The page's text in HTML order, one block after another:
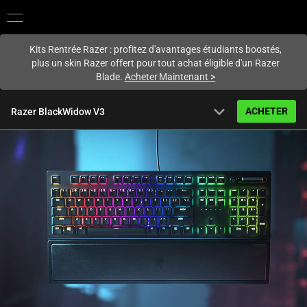
Kits Rentrée Razer : profitez d'avantages étudiants boostés,
plus un skin Razer offert pour tout achat éligible d'un Razer
Blade. Acheter Maintenant >
Razer BlackWidow V3 expand_more ACHETER
199,99 CA$
Vue d’ensemble
Activating
element
Caractéristiques techniques